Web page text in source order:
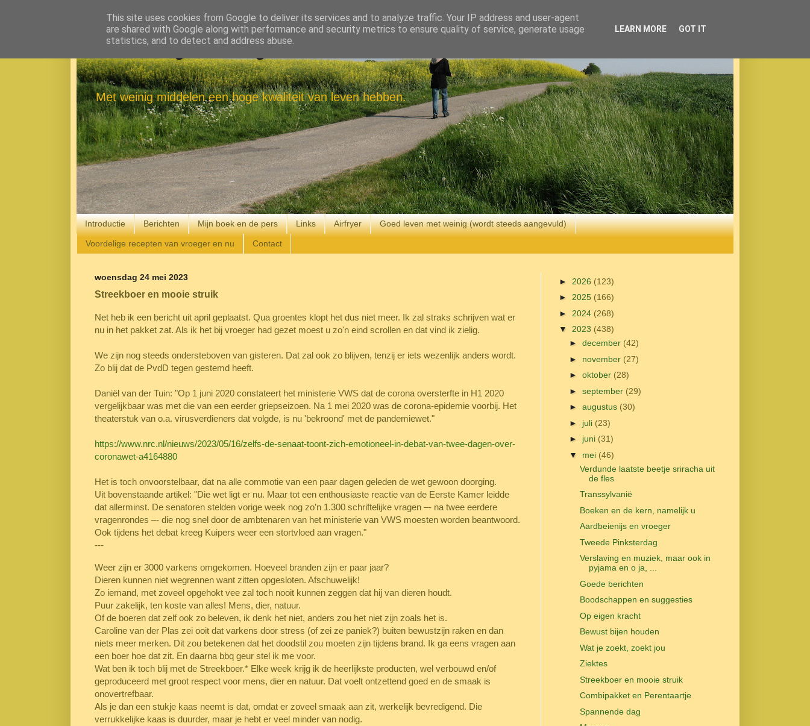
Eenvoudig Gelukkig
Met weinig middelen een hoge kwaliteit van leven hebben.
Introductie Berichten Mijn boek en de pers Links Airfryer Goed leven met weinig (wordt steeds aangevuld)
Voordelige recepten van vroeger en nu Contact
woensdag 24 mei 2023
Streekboer en mooie struik
Net heb ik een bericht uit april geplaatst. Qua groentes klopt het dus niet meer. Ik zal straks schrijven wat er
nu in het pakket zat. Als ik het bij vroeger had gezet moest u zo'n eind scrollen en dat vind ik zielig.
We zijn nog steeds ondersteboven van gisteren. Dat zal ook zo blijven, tenzij er iets wezenlijk anders wordt.
Zo blij dat de PvdD tegen gestemd heeft.
Daniël van der Tuin: "Op 1 juni 2020 constateert het ministerie VWS dat de corona oversterfte in H1 2020
vergelijkbaar was met die van een eerder griepseizoen. Na 1 mei 2020 was de corona-epidemie voorbij. Het
theaterstuk van o.a. virusverdieners dat volgde, is nu 'bekroond' met de pandemiewet."
https://www.nrc.nl/nieuws/2023/05/16/zelfs-de-senaat-toont-zich-emotioneel-in-debat-van-twee-dagen-over-
coronawet-a4164880
Het is toch onvoorstelbaar, dat na alle commotie van een paar dagen geleden de wet gewoon doorging.
Uit bovenstaande artikel: "Die wet ligt er nu. Maar tot een enthousiaste reactie van de Eerste Kamer leidde
dat allerminst. De senatoren stelden vorige week nog zo’n 1.300 schriftelijke vragen –- na twee eerdere
vragenrondes –- die nog snel door de ambtenaren van het ministerie van VWS moesten worden beantwoord.
Ook tijdens het debat kreeg Kuipers weer een stortvloed aan vragen."
---
Weer zijn er 3000 varkens omgekomen. Hoeveel branden zijn er paar jaar?
Dieren kunnen niet wegrennen want zitten opgesloten. Afschuwelijk!
Zo iemand, met zoveel opgehokt vee zal toch nooit kunnen zeggen dat hij van dieren houdt.
Puur zakelijk, ten koste van alles! Mens, dier, natuur.
Of de boeren dat zelf ook zo beleven, ik denk het niet, anders zou het niet zijn zoals het is.
Caroline van der Plas zei ooit dat varkens door stress (of zei ze paniek?) buiten bewustzijn raken en dan
niets meer merken. Dit zou betekenen dat het doodstil zou moeten zijn tijdens brand. Ik ga eens vragen aan
een boer hoe dat zit. En daarna bbq geur stel ik me voor.
Wat ben ik toch blij met de Streekboer.* Elke week krijg ik de heerlijkste producten, wel verbouwd en/of
geproduceerd met groot respect voor mens, dier en natuur. Dat voelt ontzettend goed en de smaak is
onovertrefbaar.
Als je dan een stukje kaas neemt is dat, omdat er zoveel smaak aan zit, werkelijk bevredigend. Die
verrukkelijke kaas is duurder, maar je hebt er veel minder van nodig.
► 2026 (123)
► 2025 (166)
► 2024 (268)
▼ 2023 (438)
► december (42)
► november (27)
► oktober (28)
► september (29)
► augustus (30)
► juli (23)
► juni (31)
▼ mei (46)
Verdunde laatste beetje sriracha uit
de fles
Transsylvanië
Boeken en de kern, namelijk u
Aardbeienijs en vroeger
Tweede Pinksterdag
Verslaving en muziek, maar ook in
pyjama en o ja, ...
Goede berichten
Boodschappen en suggesties
Op eigen kracht
Bewust bijen houden
Wat je zoekt, zoekt jou
Ziektes
Streekboer en mooie struik
Combipakket en Perentaartje
Spannende dag
This site uses cookies from Google to deliver its services and to analyze traffic. Your IP address and user-agent
are shared with Google along with performance and security metrics to ensure quality of service, generate usage
statistics, and to detect and address abuse.
LEARN MORE GOT IT